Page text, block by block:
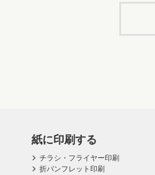
紙に印刷する
チラシ・フライヤー印刷
折パンフレット印刷